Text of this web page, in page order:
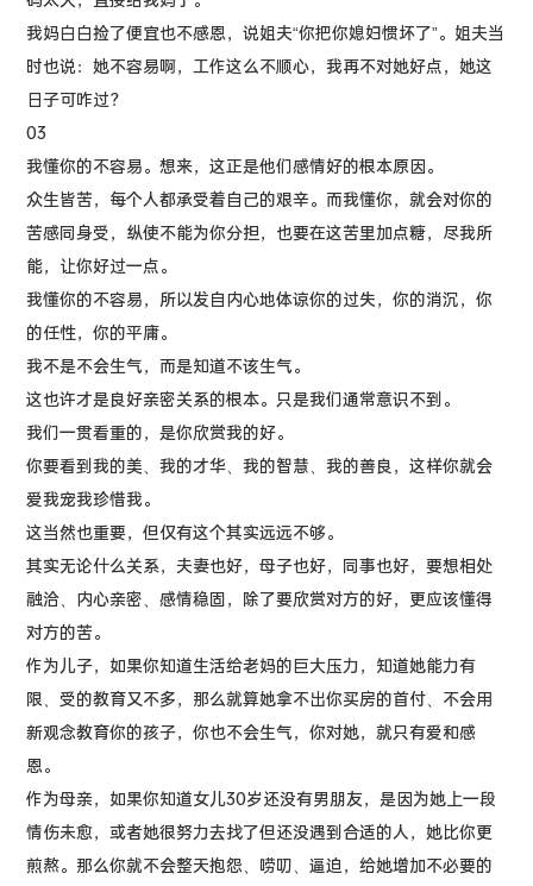
我妈白白捡了便宜也不感恩，说姐夫“你把你媳妇惯坏了”。姐夫当
时也说：她不容易啊，工作这么不顺心，我再不对她好点，她这
日子可咋过？
03
我懂你的不容易。想来，这正是他们感情好的根本原因。
众生皆苦，每个人都承受着自己的艰辛。而我懂你，就会对你的
苦感同身受，纵使不能为你分担，也要在这苦里加点糖，尽我所
能，让你好过一点。
我懂你的不容易，所以发自内心地体谅你的过失，你的消沉，你
的任性，你的平庸。
我不是不会生气，而是知道不该生气。
这也许才是良好亲密关系的根本。只是我们通常意识不到。
我们一贯看重的，是你欣赏我的好。
你要看到我的美、我的才华、我的智慧、我的善良，这样你就会
爱我宠我珍惜我。
这当然也重要，但仅有这个其实远远不够。
其实无论什么关系，夫妻也好，母子也好，同事也好，要想相处
融洽、内心亲密、感情稳固，除了要欣赏对方的好，更应该懂得
对方的苦。
作为儿子，如果你知道生活给老妈的巨大压力，知道她能力有
限、受的教育又不多，那么就算她拿不出你买房的首付、不会用
新观念教育你的孩子，你也不会生气，你对她，就只有爱和感
恩。
作为母亲，如果你知道女儿30岁还没有男朋友，是因为她上一段
情伤未愈，或者她很努力去找了但还没遇到合适的人，她比你更
煎熬。那么你就不会整天抱怨、唠叨、逼迫，给她增加不必要的